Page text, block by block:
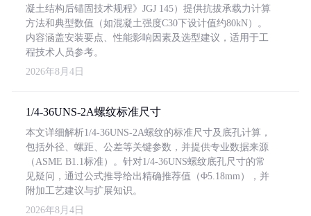
凝土结构后锚固技术规程》JGJ 145）提供抗拔承载力计算
方法和典型数值（如混凝土强度C30下设计值约80kN）。
内容涵盖安装要点、性能影响因素及选型建议，适用于工
程技术人员参考。
2026年8月4日
1/4-36UNS-2A螺纹标准尺寸
本文详细解析1/4-36UNS-2A螺纹的标准尺寸及底孔计算，
包括外径、螺距、公差等关键参数，并提供专业数据来源
（ASME B1.1标准）。针对1/4-36UNS螺纹底孔尺寸的常
见疑问，通过公式推导给出精确推荐值（Φ5.18mm），并
附加工艺建议与扩展知识。
2026年8月4日